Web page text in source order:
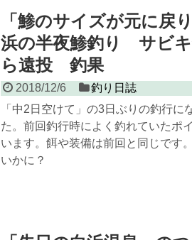
「鯵のサイズが元に戻
浜の半夜鯵釣り サビ
ら遠投 釣果
2018/12/6
釣り日誌
「中2日空けて」の3日ぶりの釣行
た。前回釣行時によく釣れていたポ
います。餌や装備は前回と同じです
いかに？